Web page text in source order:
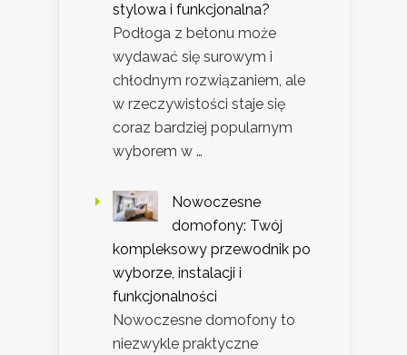
stylowa i funkcjonalna?
Podłoga z betonu może
wydawać się surowym i
chłodnym rozwiązaniem, ale
w rzeczywistości staje się
coraz bardziej popularnym
wyborem w …
Nowoczesne
domofony: Twój
kompleksowy przewodnik po
wyborze, instalacji i
funkcjonalności
Nowoczesne domofony to
niezwykle praktyczne